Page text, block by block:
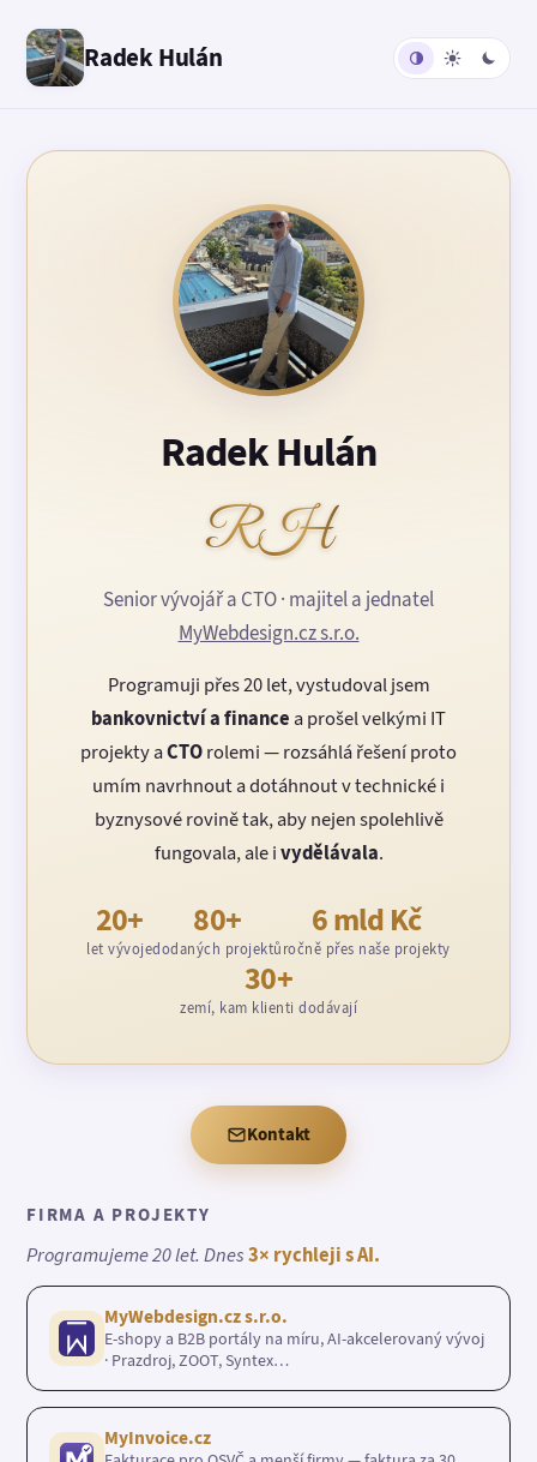
Radek Hulán
Radek Hulán
RH
Senior vývojář a CTO · majitel a jednatel
MyWebdesign.cz s.r.o.
Programuji přes 20 let, vystudoval jsem
bankovnictví a finance a prošel velkými IT
projekty aCTOrolemi — rozsáhlá řešení proto
umím navrhnout a dotáhnout v technické i
byznysové rovině tak, aby nejen spolehlivě
fungovala, ale ivydělávala.
20+
let vývoje
80+
dodaných projektů
6 mld Kč
ročně přes naše projekty
30+
zemí, kam klienti dodávají
Kontakt
FIRMA A PROJEKTY
Programujeme 20 let. Dnes3× rychleji s AI.
MyWebdesign.cz s.r.o.
E-shopy a B2B portály na míru, AI-akcelerovaný vývoj
· Prazdroj, ZOOT, Syntex…
MyInvoice.cz